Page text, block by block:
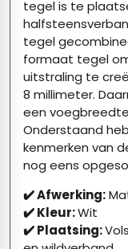
tegel is te
tegel
formaat tegel
uitstraling te
8 millimeter.
een
Onderstaand
kenmerken van
nog eens
✔️ Afwerking:
✔️ Kleur:Wit
✔️ Plaatsing: